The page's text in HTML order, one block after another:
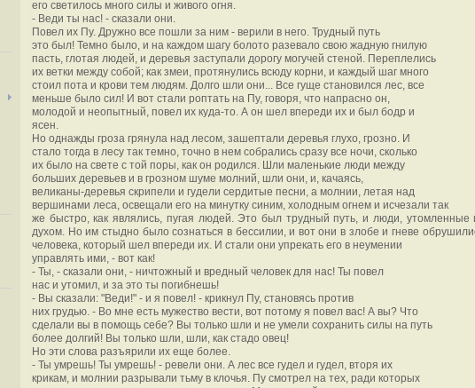
его светилось много силы и живого огня.
- Веди ты нас! - сказали они.
Повел их Пу. Дружно все пошли за ним - верили в него. Трудный путь
это был! Темно было, и на каждом шагу болото разевало свою жадную гнилую
пасть, глотая людей, и деревья заступали дорогу могучей стеной. Переплелись
их ветки между собой; как змеи, протянулись всюду корни, и каждый шаг много
стоил пота и крови тем людям. Долго шли они... Все гуще становился лес, все
меньше было сил! И вот стали роптать на Пу, говоря, что напрасно он,
молодой и неопытный, повел их куда-то. А он шел впереди их и был бодр и
ясен.
Но однажды гроза грянула над лесом, зашептали деревья глухо, грозно. И
стало тогда в лесу так темно, точно в нем собрались сразу все ночи, сколько
их было на свете с той поры, как он родился. Шли маленькие люди между
больших деревьев и в грозном шуме молний, шли они, и, качаясь,
великаны-деревья скрипели и гудели сердитые песни, а молнии, летая над
вершинами леса, освещали его на минутку синим, холодным огнем и исчезали так
же быстро, как являлись, пугая людей. Это был трудный путь, и люди, утомленные
духом. Но им стыдно было сознаться в бессилии, и вот они в злобе и гневе
человека, который шел впереди их. И стали они упрекать его в неумении
управлять ими, - вот как!
- Ты, - сказали они, - ничтожный и вредный человек для нас! Ты повел
нас и утомил, и за это ты погибнешь!
- Вы сказали: "Веди!" - и я повел! - крикнул Пу, становясь против
них грудью. - Во мне есть мужество вести, вот потому я повел вас! А вы? Что
сделали вы в помощь себе? Вы только шли и не умели сохранить силы на путь
более долгий! Вы только шли, шли, как стадо овец!
Но эти слова разъярили их еще более.
- Ты умрешь! Ты умрешь! - ревели они. А лес все гудел и гудел, вторя их
крикам, и молнии разрывали тьму в клочья. Пу смотрел на тех, ради которых